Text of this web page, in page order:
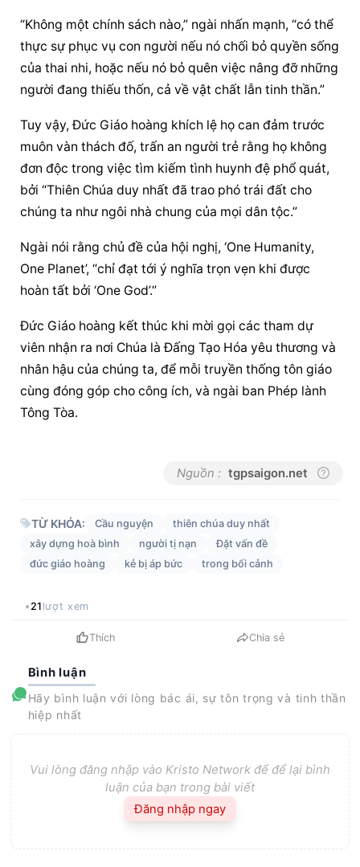
“Không một chính sách nào,” ngài nhấn mạnh, “có thể
thực sự phục vụ con người nếu nó chối bỏ quyền sống
của thai nhi, hoặc nếu nó bỏ quên việc nâng đỡ những
người đang thiếu thốn, cả về vật chất lẫn tinh thần.”
Tuy vậy, Đức Giáo hoàng khích lệ họ can đảm trước
muôn vàn thách đố, trấn an người trẻ rằng họ không
đơn độc trong việc tìm kiếm tình huynh đệ phổ quát,
bởi “Thiên Chúa duy nhất đã trao phó trái đất cho
chúng ta như ngôi nhà chung của mọi dân tộc.”
Ngài nói rằng chủ đề của hội nghị, ‘One Humanity,
One Planet’, “chỉ đạt tới ý nghĩa trọn vẹn khi được
hoàn tất bởi ‘One God’.”
Đức Giáo hoàng kết thúc khi mời gọi các tham dự
viên nhận ra nơi Chúa là Đấng Tạo Hóa yêu thương và
nhân hậu của chúng ta, để mỗi truyền thống tôn giáo
cùng đóng góp cho công ích, và ngài ban Phép lành
Tông Tòa.
Nguồn : tgpsaigon.net
TỪ KHÓA: Cầu nguyện
thiên chúa duy nhất
xây dựng hoà bình
người tị nạn
Đặt vấn đề
đức giáo hoàng
kẻ bị áp bức trong bối cảnh
21 lượt xem
Thích Chia sẻ
Bình luận
Hãy bình luận với lòng bác ái, sự tôn trọng và tinh thần
hiệp nhất
Vui lòng đăng nhập vào Kristo Network để để lại bình
luận của bạn trong bài viết
Đăng nhập ngay